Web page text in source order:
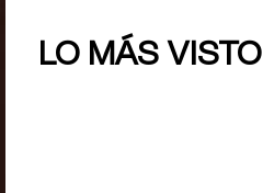
LO MÁS VISTO